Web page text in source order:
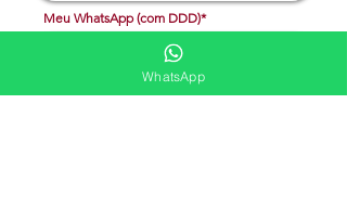
Meu WhatsApp (com DDD)*
Caso deseje, deixe aqui outras
WhatsApp